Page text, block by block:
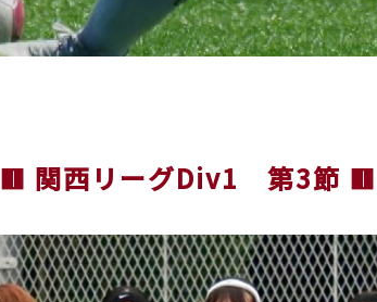
🟥 関西リーグDiv1 第3節 🟥